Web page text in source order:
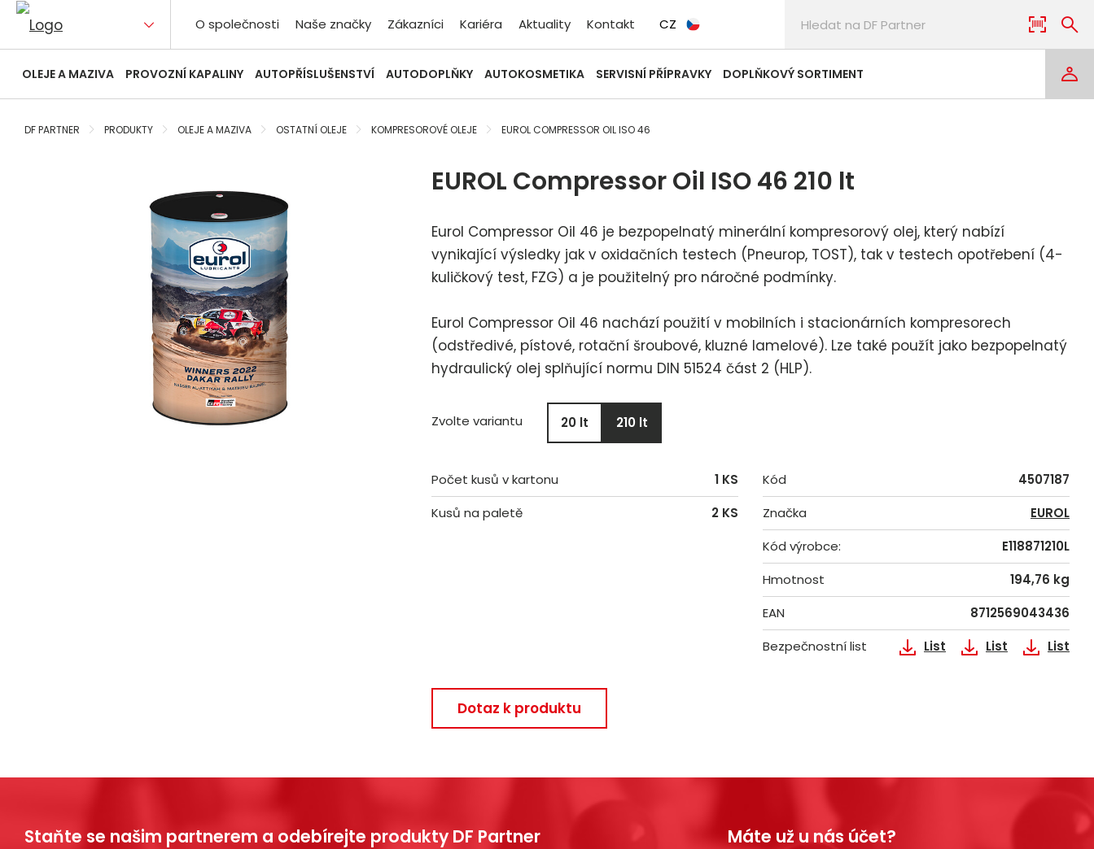
O společnosti Naše značky Zákazníci Kariéra Aktuality Kontakt CZ
OLEJE A MAZIVA PROVOZNÍ KAPALINY AUTOPŘÍSLUŠENSTVÍ AUTODOPLŇKY AUTOKOSMETIKA SERVISNÍ PŘÍPRAVKY DOPLŇKOVÝ SORTIMENT
DF PARTNER PRODUKTY OLEJE A MAZIVA OSTATNÍ OLEJE KOMPRESOROVÉ OLEJE EUROL COMPRESSOR OIL ISO 46
EUROL Compressor Oil ISO 46 210 lt
Eurol Compressor Oil 46 je bezpopelnatý minerální kompresorový olej, který nabízí
vynikající výsledky jak v oxidačních testech (Pneurop, TOST), tak v testech opotřebení (4-
kuličkový test, FZG) a je použitelný pro náročné podmínky.
Eurol Compressor Oil 46 nachází použití v mobilních i stacionárních kompresorech
(odstředivé, pístové, rotační šroubové, kluzné lamelové). Lze také použít jako bezpopelnatý
hydraulický olej splňující normu DIN 51524 část 2 (HLP).
Zvolte variantu 20 lt 210 lt
Počet kusů v kartonu
1 KS
Kusů na paletě
2 KS
Kód
4507187
Značka
EUROL
Kód výrobce:
E118871210L
Hmotnost
194,76 kg
EAN
8712569043436
Bezpečnostní list
List List List
Dotaz k produktu
Staňte se našim partnerem a odebírejte produkty DF Partner Máte už u nás účet?